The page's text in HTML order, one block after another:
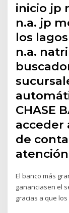
inicio jp
n.a. jp
los
n.a.
CHASE
acceder
de
El banco más
gananciasen el
gracias a que